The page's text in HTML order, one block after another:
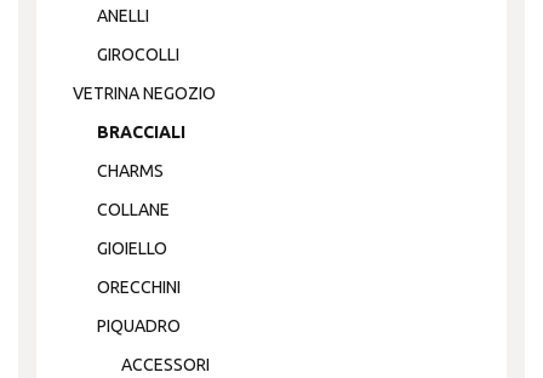
ANELLI
GIROCOLLI
VETRINA NEGOZIO
BRACCIALI
CHARMS
COLLANE
GIOIELLO
ORECCHINI
PIQUADRO
ACCESSORI